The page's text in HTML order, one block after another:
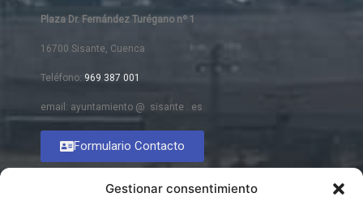
Gestionar consentimiento
Plaza Dr. Fernández Turégano nº 1
16700 Sisante, Cuenca
Teléfono: 969 387 001
email: ayuntamiento @ sisante . es
Formulario Contacto